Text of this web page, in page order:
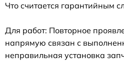
Что считается гарантийным
Для работ: Повторное
напрямую связан с
неправильная установка